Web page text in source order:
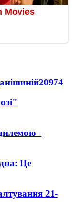
20974
-
Це
21-